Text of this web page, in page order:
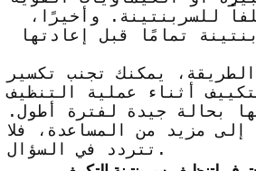
للسربنتينة. وأخيرًا،
تمامًا قبل إعادتها
يمكنك تجنب تكسير
أثناء عملية التنظيف
بحالة جيدة لفترة أطول.
مزيد من المساعدة، فلا
تتردد في السؤال.